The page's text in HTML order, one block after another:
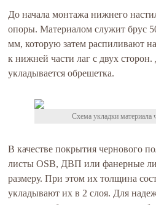
До начала монтажа нижнего
опоры. Материалом служит брус
мм, которую затем распиливают
к нижней части лаг с двух
укладывается обрешетка.
Схема укладки материала
В качестве покрытия чернового
листы OSB, ДВП или фанерные
размеру. При этом их толщина
укладывают их в 2 слоя. Для